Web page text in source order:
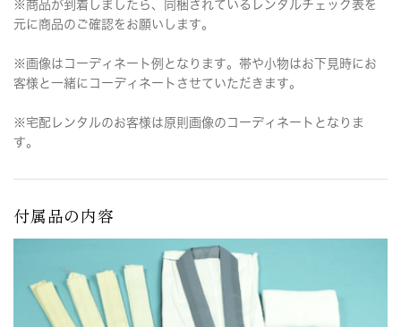
※商品が到着しましたら、同梱されているレンタルチェック表を
元に商品のご確認をお願いします。
※画像はコーディネート例となります。帯や小物はお下見時にお
客様と一緒にコーディネートさせていただきます。
※宅配レンタルのお客様は原則画像のコーディネートとなりま
す。
付属品の内容